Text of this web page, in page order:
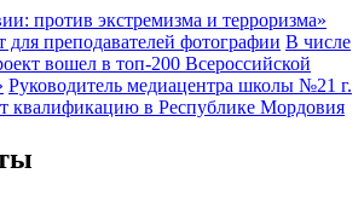
против экстремизма и терроризма»
преподавателей фотографии В числе
вошел в топ-200 Всероссийской
Руководитель медиацентра школы №21 г.
квалификацию в Республике Мордовия